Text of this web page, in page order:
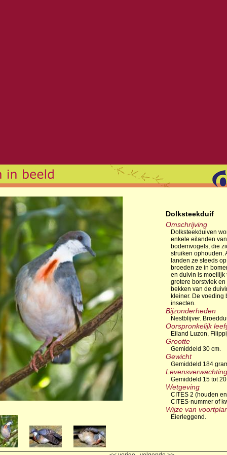
Dolksteekduif
Omschrijving
Dolksteekduiven
enkele eilanden
bodemvogels, die
struiken ophouden.
landen ze steeds
broeden ze in
en duivin is moeilijk
grotere borstvlek
bekken van de
kleiner. De voeding
insecten.
Bijzonderheden
Nestblijver.
Oorspronkelijk
Eiland Luzon,
Grootte
Gemiddeld 30 cm.
Gewicht
Gemiddeld 184
Levensverwachting
Gemiddeld 15 tot
Wetgeving
CITES 2 (houden
CITES-nummer of
Wijze van
Eierleggend.